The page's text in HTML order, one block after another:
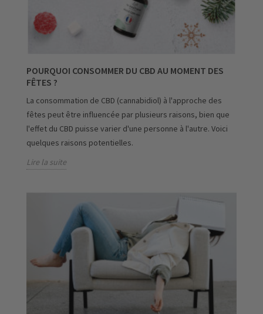
POURQUOI CONSOMMER DU CBD AU MOMENT DES
FÊTES ?
La consommation de CBD (cannabidiol) à l'approche des
fêtes peut être influencée par plusieurs raisons, bien que
l'effet du CBD puisse varier d'une personne à l'autre. Voici
quelques raisons potentielles.
Lire la suite